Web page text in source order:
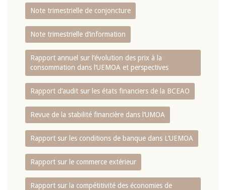
Note trimestrielle de conjoncture
Note trimestrielle d‘information
Rapport annuel sur l‘évolution des prix à la
consommation dans l‘UEMOA et perspectives
Rapport d‘audit sur les états financiers de la BCEAO
Revue de la stabilité financière dans l‘UMOA
Rapport sur les conditions de banque dans L‘UEMOA
Rapport sur le commerce extérieur
Rapport sur la compétitivité des économies de